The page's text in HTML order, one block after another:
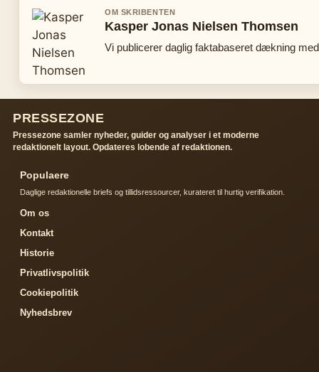
OM SKRIBENTEN
Kasper Jonas Nielsen Thomsen
Vi publicerer daglig faktabaseret dækning
PRESSEZONE
Pressezone samler nyheder, guider og analyser i et moderne
redaktionelt layout. Opdateres lobende af redaktionen.
Populaere
Daglige redaktionelle briefs og tillidsressourcer, kurateret til hurtig verifikation.
Om os
Kontakt
Historie
Privatlivspolitik
Cookiepolitik
Nyhedsbrev